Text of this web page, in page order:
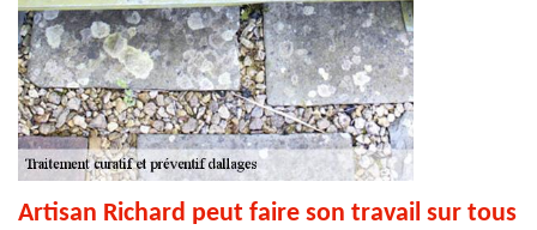
Artisan Richard peut faire son travail sur tous